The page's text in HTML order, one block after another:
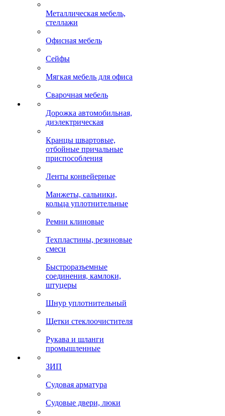
Металлическая мебель,
стеллажи
Офисная мебель
Сейфы
Мягкая мебель для офиса
Сварочная мебель
Дорожка автомобильная,
диэлектрическая
Кранцы швартовые,
отбойные причальные
приспособления
Ленты конвейерные
Манжеты, сальники,
кольца уплотнительные
Ремни клиновые
Техпластины, резиновые
смеси
Быстроразъемные
соединения, камлоки,
штуцеры
Шнур уплотнительный
Щетки стеклоочистителя
Рукава и шланги
промышленные
ЗИП
Судовая арматура
Судовые двери, люки